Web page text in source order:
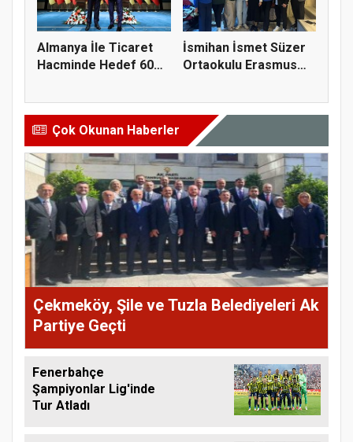
Almanya İle Ticaret
Hacminde Hedef 60
İsmihan İsmet Süzer
Ortaokulu Erasmus
Çok Okunan Haberler
Çekmeköy, Şile ve Tuzla Belediyeleri Ak
Partiye Geçti
Fenerbahçe
Şampiyonlar Lig'inde
Tur Atladı